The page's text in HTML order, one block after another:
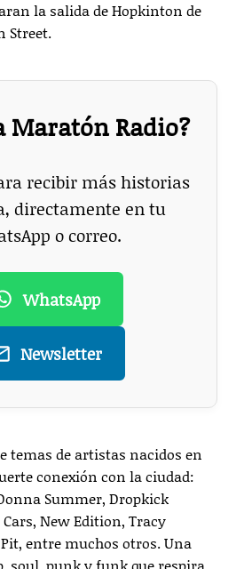
la salida de Hopkinton de
Street.
Maratón Radio?
recibir más historias
directamente en tu
o correo.
WhatsApp
Newsletter
temas de artistas nacidos en
conexión con la ciudad:
Summer, Dropkick
New Edition, Tracy
entre muchos otros. Una